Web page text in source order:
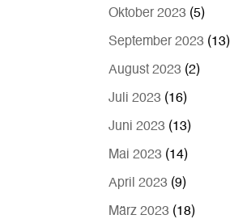
Oktober 2023 (5)
September 2023 (13)
August 2023 (2)
Juli 2023 (16)
Juni 2023 (13)
Mai 2023 (14)
April 2023 (9)
März 2023 (18)